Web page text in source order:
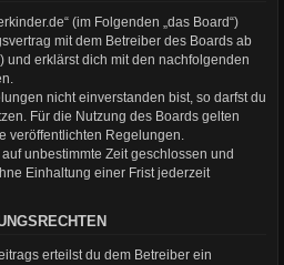
(im Folgenden „das Board“)
mit dem Betreiber des Boards ab
und erklärst dich mit den nachfolgenden
nicht einverstanden bist, so darfst du
Für die Nutzung des Boards gelten
veröffentlichten Regelungen.
unbestimmte Zeit geschlossen und
Einhaltung einer Frist jederzeit
erteilst du dem Betreiber ein